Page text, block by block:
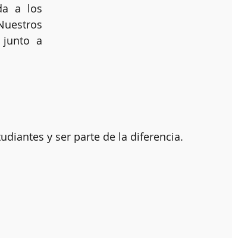
a los
junto a
y ser parte de la diferencia.